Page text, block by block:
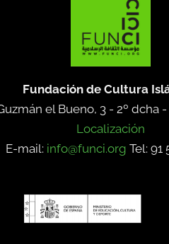
Fundación de Cultura
el Bueno, 3 - 2º dcha -
Localización
E-mail: info@funci.org Tel: 91